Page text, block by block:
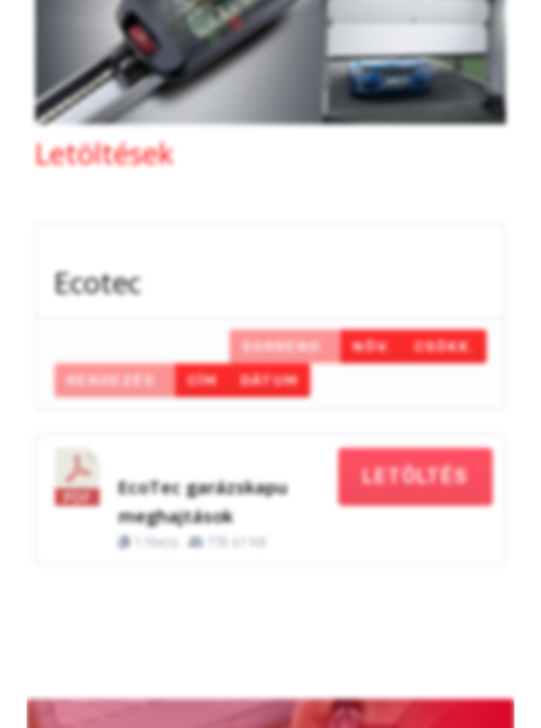
Letöltések
Ecotec
SORREND NÖV.
CSÖKK.
RENDEZÉS
CÍM DÁTUM
EcoTec garázskapu
meghajtások
1 file(s) 778.67 KB
LETÖLTÉS